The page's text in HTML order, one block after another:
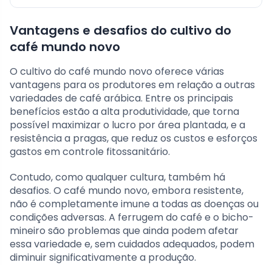
Vantagens e desafios do cultivo do
café mundo novo
O cultivo do café mundo novo oferece várias
vantagens para os produtores em relação a outras
variedades de café arábica. Entre os principais
benefícios estão a alta produtividade, que torna
possível maximizar o lucro por área plantada, e a
resistência a pragas, que reduz os custos e esforços
gastos em controle fitossanitário.
Contudo, como qualquer cultura, também há
desafios. O café mundo novo, embora resistente,
não é completamente imune a todas as doenças ou
condições adversas. A ferrugem do café e o bicho-
mineiro são problemas que ainda podem afetar
essa variedade e, sem cuidados adequados, podem
diminuir significativamente a produção.